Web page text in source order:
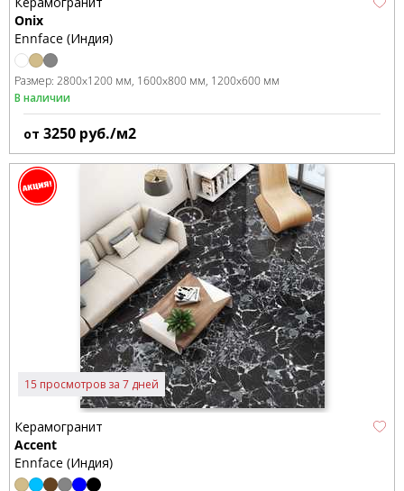
Onix
Ennface (Индия)
Размер: 2800x1200 мм 1600x800 мм 1200x600 мм
В наличии
от 3250 руб./м2
15 просмотров за 7 дней
Керамогранит
Accent
Ennface (Индия)